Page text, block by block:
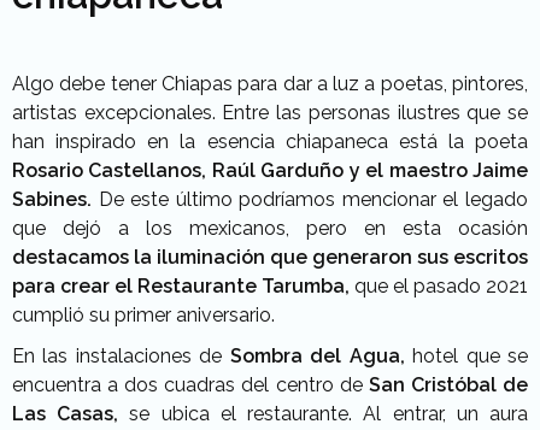
Algo debe tener Chiapas para dar a luz a poetas, pintores,
artistas excepcionales. Entre las personas ilustres que se
han inspirado en la esencia chiapaneca está la poeta
Rosario Castellanos, Raúl Garduño y el maestro Jaime
Sabines. De este último podríamos mencionar el legado
que dejó a los mexicanos, pero en esta ocasión
destacamos la iluminación que generaron sus escritos
para crear el Restaurante Tarumba, que el pasado 2021
cumplió su primer aniversario.
En las instalaciones de Sombra del Agua, hotel que se
encuentra a dos cuadras del centro de San Cristóbal de
Las Casas, se ubica el restaurante. Al entrar, un aura